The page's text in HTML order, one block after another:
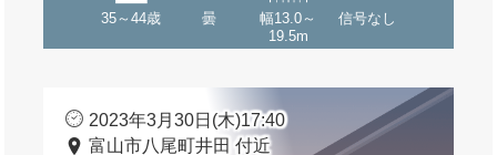
35～44歳 曇
幅13.0～
19.5m
信号なし
2023年3月30日(木)17:40
富山市八尾町井田 付近